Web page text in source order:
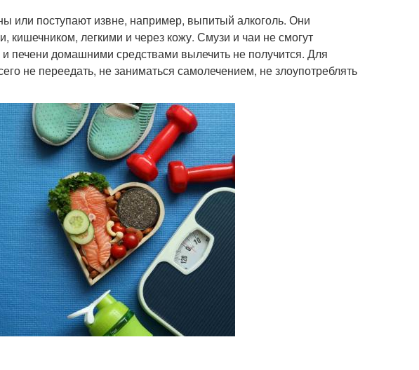
или поступают извне, например, выпитый алкоголь. Они
кишечником, легкими и через кожу. Смузи и чаи не смогут
печени домашними средствами вылечить не получится. Для
не переедать, не заниматься самолечением, не злоупотреблять